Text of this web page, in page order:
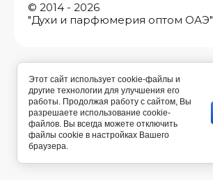
© 2014 - 2026
"Духи и парфюмерия оптом ОАЭ"
Разработка магазина косметики
Этот сайт использует cookie-файлы и
другие технологии для улучшения его
работы. Продолжая работу с сайтом, Вы
разрешаете использование cookie-
файлов. Вы всегда можете отключить
файлы cookie в настройках Вашего
браузера.